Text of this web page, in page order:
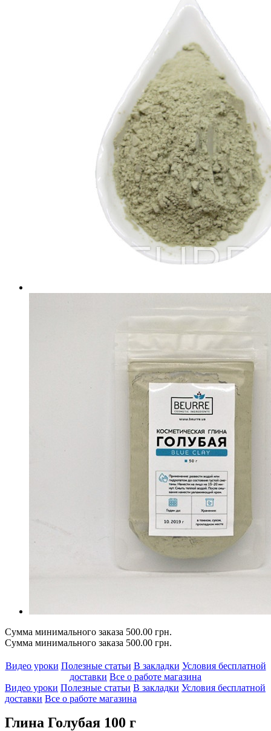
Сумма минимального заказа 500.00 грн.
Сумма минимального заказа 500.00 грн.
Видео уроки Полезные статьи В закладки Условия бесплатной
доставки Все о работе магазина
Видео уроки Полезные статьи В закладки Условия бесплатной
доставки Все о работе магазина
Глина Голубая 100 г